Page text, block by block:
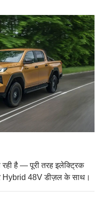
रही है — पूरी तरह इलेक्ट्रिक
Hybrid 48V डीज़ल के साथ।